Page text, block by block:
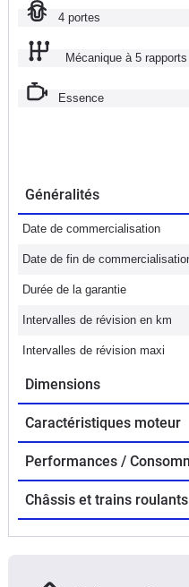
4 portes
Mécanique à 5 rapports
Essence
Généralités
Date de commercialisation
Date de fin de
Durée de la garantie
Intervalles de révision en km
Intervalles de révision maxi
Dimensions
Caractéristiques moteur
Performances /
Châssis et trains roulants